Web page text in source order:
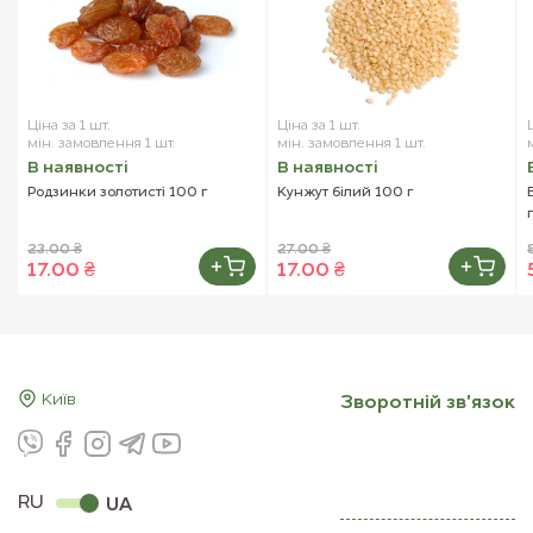
Ціна за 1 шт.
мін. замовлення 1 шт.
В наявностi
Родзинки золотисті 100 г
23.00 ₴
17.00 ₴
Ціна за 1 шт.
мін. замовлення 1 шт.
В наявностi
Кунжут білий 100 г
27.00 ₴
17.00 ₴
Київ
RU UA
Зворотнiй зв'язок